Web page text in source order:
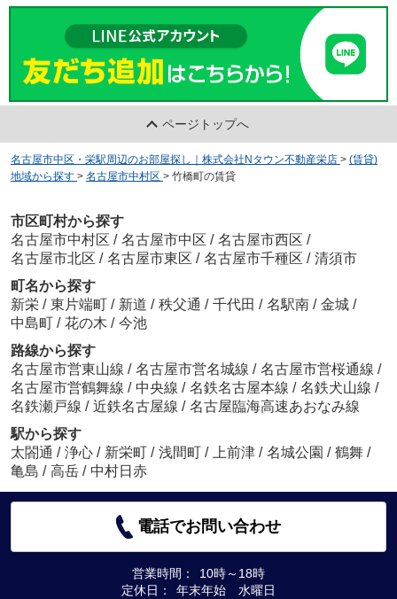
ページトップへ
名古屋市中区・栄駅周辺のお部屋探し｜株式会社Nタウン不動産栄店 > (賃貸)
地域から探す > 名古屋市中村区 > 竹橋町の賃貸
市区町村から探す
名古屋市中村区 / 名古屋市中区 / 名古屋市西区 /
名古屋市北区 / 名古屋市東区 / 名古屋市千種区 / 清須市
町名から探す
新栄 / 東片端町 / 新道 / 秩父通 / 千代田 / 名駅南 / 金城 /
中島町 / 花の木 / 今池
路線から探す
名古屋市営東山線 / 名古屋市営名城線 / 名古屋市営桜通線 /
名古屋市営鶴舞線 / 中央線 / 名鉄名古屋本線 / 名鉄犬山線 /
名鉄瀬戸線 / 近鉄名古屋線 / 名古屋臨海高速あおなみ線
駅から探す
太閤通 / 浄心 / 新栄町 / 浅間町 / 上前津 / 名城公園 / 鶴舞 /
亀島 / 高岳 / 中村日赤
電話でお問い合わせ
営業時間：
10時～18時
定休日：
年末年始 水曜日